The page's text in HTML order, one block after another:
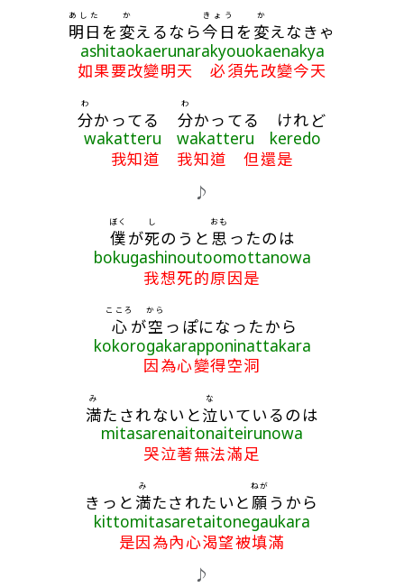
明日
あした
を 変
か
えるなら今日
きょう
を 変
か
えなきゃ
ashitaokaerunarakyouokaenakya
如果要改變明天 必須先改變今天
分
わ
かってる 分
わ
かってる けれど
wakatteru wakatteru keredo
我知道 我知道 但還是
♪
僕
ぼく
が死
し
のうと 思
おも
ったのは
bokugashinoutoomottanowa
我想死的原因是
心
こころ
が空
から
っぽになったから
kokorogakarapponinattakara
因為心變得空洞
満
み
たされないと泣
な
いているのは
mitasarenaitonaiteirunowa
哭泣著無法滿足
きっと満
み
たされたいと願
ねが
うから
kittomitasaretaitonegaukara
是因為內心渴望被填滿
♪